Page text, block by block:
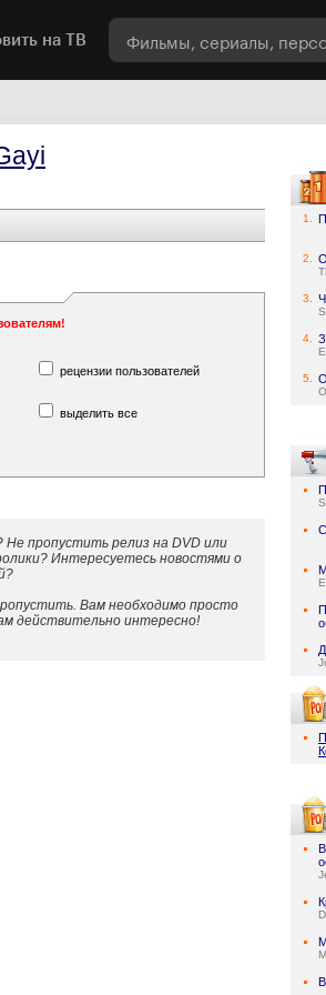
на ТВ
рецензии пользователей
выделить все
пропустить релиз на DVD или
Интересуетесь новостями о
Вам необходимо просто
действительно интересно!
1.
2.
3.
4.
5.